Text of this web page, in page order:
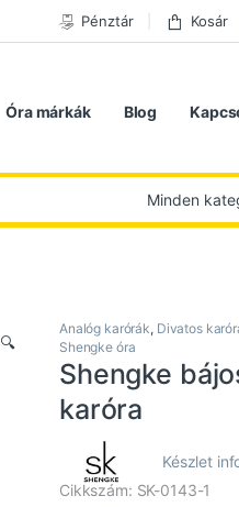
Pénztár Kosár
Óra márkák Blog
🔍
Analóg karórák, Divatos
Shengke óra
Shengke
karóra
Készlet
Cikkszám: SK-0143-1